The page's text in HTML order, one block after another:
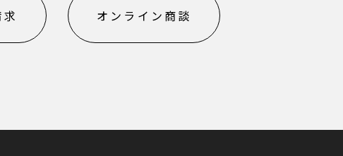
オンライン商談